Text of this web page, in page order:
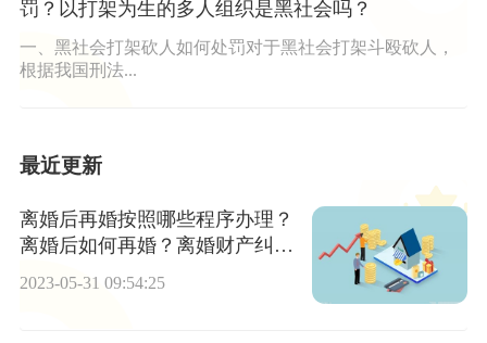
罚？以打架为生的多人组织是黑社会吗？
一、黑社会打架砍人如何处罚对于黑社会打架斗殴砍人，
根据我国刑法...
最近更新
离婚后再婚按照哪些程序办理？
离婚后如何再婚？离婚财产纠纷
怎么办？
2023-05-31 09:54:25